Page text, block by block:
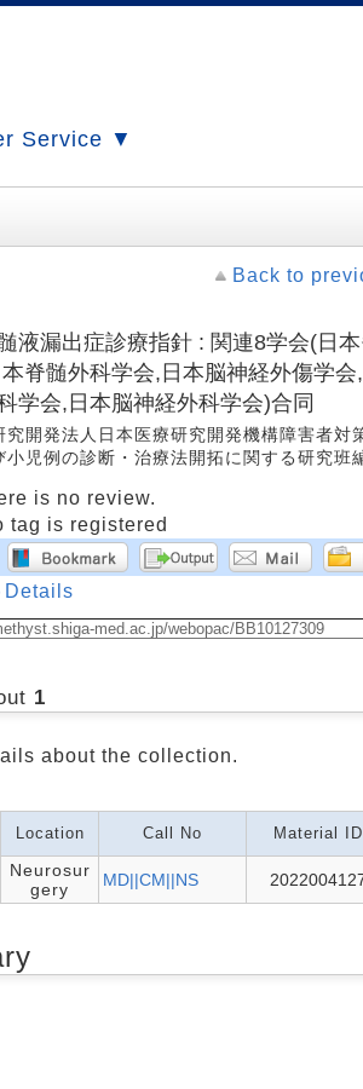
Service ▼
Back to
液漏出症診療指針 : 関連8学会(日
脊髄外科学会,日本脳神経外傷学
学会,日本脳神経外科学会)合同
究開発法人日本医療研究開発機構障害者
小児例の診断・治療法開拓に関する研究
is no review.
tag is registered
Details
1
about the collection.
Location Call No Material ID
Neurosur
gery
MD||CM||NS